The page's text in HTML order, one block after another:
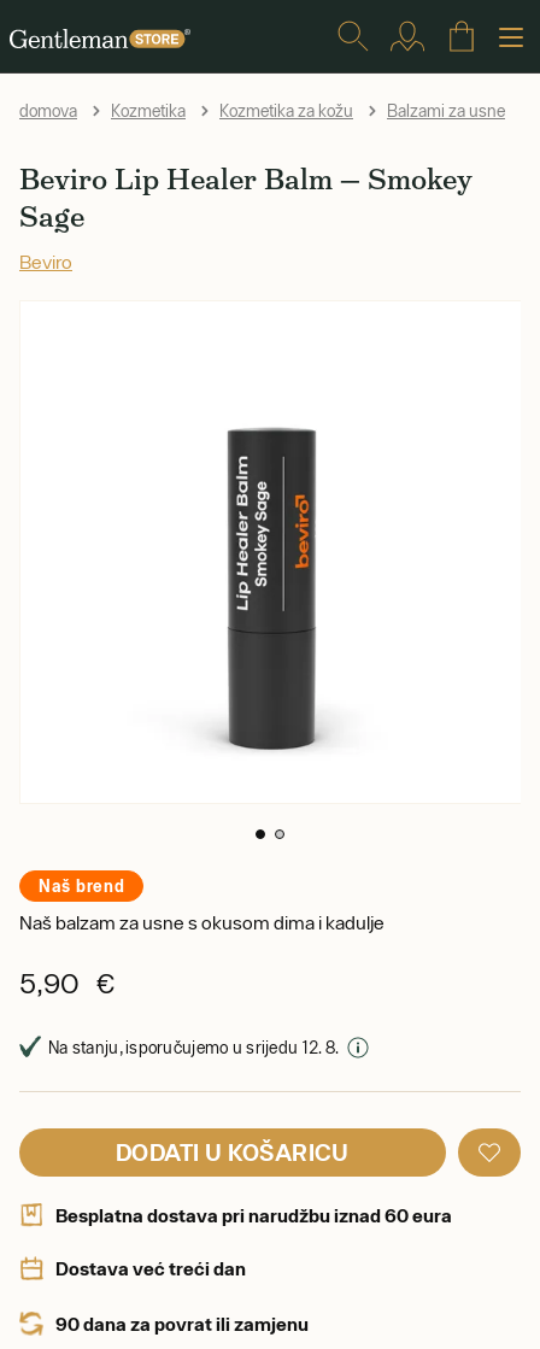
domova Kozmetika Kozmetika za kožu Balzami za usne
Beviro Lip Healer Balm — Smokey
Sage
Beviro
Naš brend
Naš balzam za usne s okusom dima i kadulje
5,90 €
Na stanju, isporučujemo u srijedu 12. 8.
DODATI U KOŠARICU
Besplatna dostava pri narudžbu iznad 60 eura
Dostava već treći dan
90 dana za povrat ili zamjenu